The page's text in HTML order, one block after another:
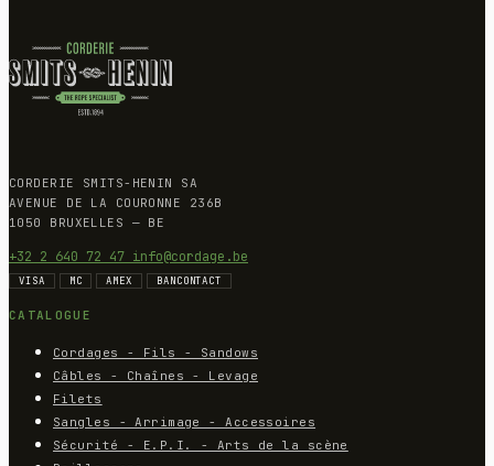
CORDERIE SMITS-HENIN SA
AVENUE DE LA COURONNE 236B
1050 BRUXELLES — BE
+32 2 640 72 47 info@cordage.be
VISA MC AMEX BANCONTACT
CATALOGUE
Cordages - Fils - Sandows
Câbles - Chaînes - Levage
Filets
Sangles - Arrimage - Accessoires
Sécurité - E.P.I. - Arts de la scène